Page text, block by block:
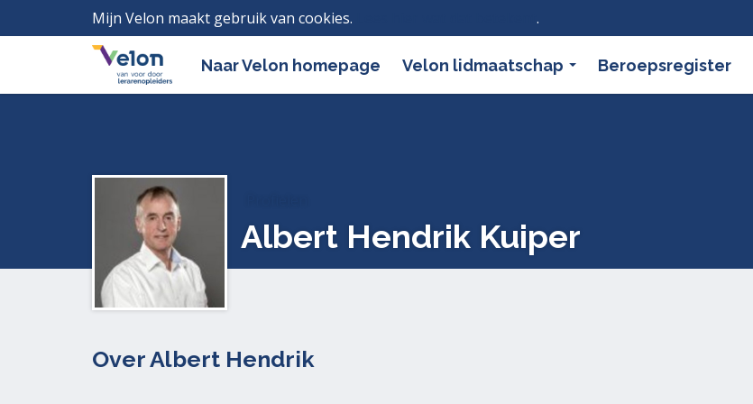
Mijn Velon maakt gebruik van cookies. .
Naar Velon homepage Velon lidmaatschap Beroepsregister
Albert Hendrik Kuiper
Over Albert Hendrik